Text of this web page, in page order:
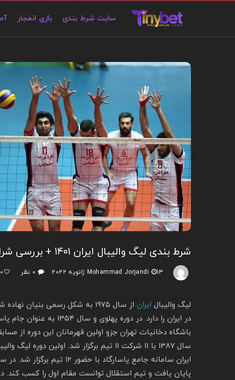
سایت شرط بندی بازی انفجار
شرط بندی لیگ والیبال ایران ۱۴۰۱ + بررسی شرایط لیگ
Mohammad Jorjandi 13 ژانویه 2022 ۰ نظر 0
لیگ والیبال ایران
از سال ۱۹۷۵ به شکل رسمی
سال ۱۳۸۷ با ۱۱ شرکت ۱۱ تیم برگزار شد.